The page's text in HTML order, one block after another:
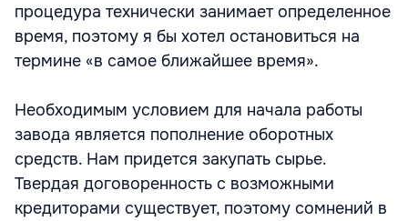
процедура технически занимает определенное
время, поэтому я бы хотел остановиться на
термине «в самое ближайшее время».
Необходимым условием для начала работы
завода является пополнение оборотных
средств. Нам придется закупать сырье.
Твердая договоренность с возможными
кредиторами существует, поэтому сомнений в